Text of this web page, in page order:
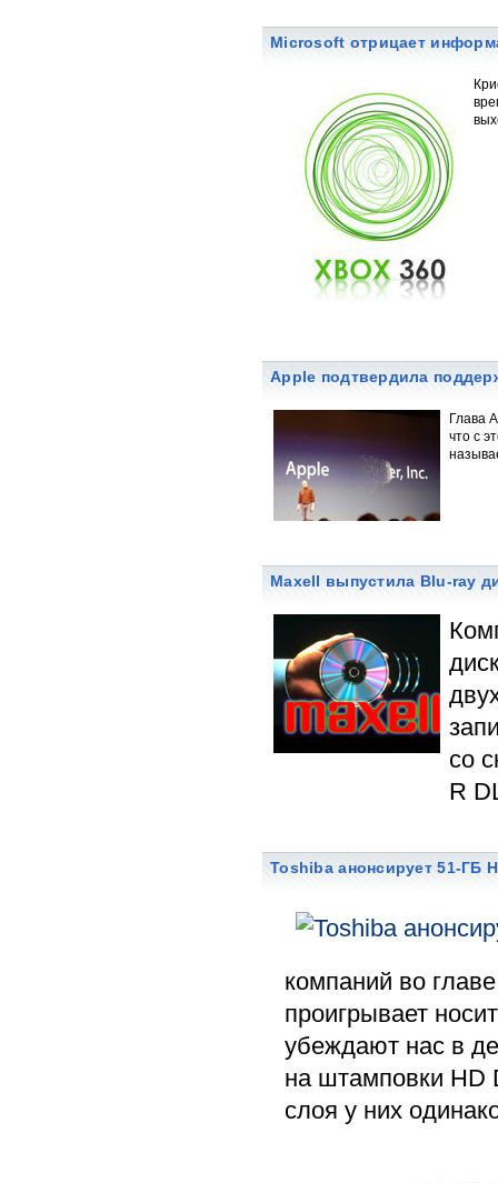
Microsoft отрицает
Apple подтвердила
Глава
что с
Maxell выпустила Blu-ray
со
R
Toshiba анонсирует 51-ГБ
компаний во
проигрывает
убеждают нас в
на штамповки HD
слоя у них